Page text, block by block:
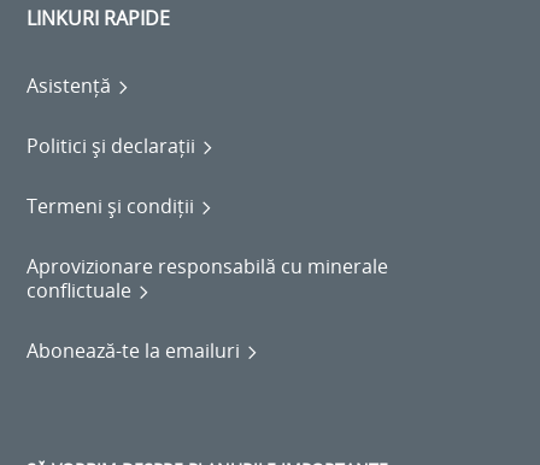
LINKURI RAPIDE
Asistență
Politici și declarații
Termeni și condiții
Aprovizionare responsabilă cu minerale
conflictuale
Abonează-te la emailuri